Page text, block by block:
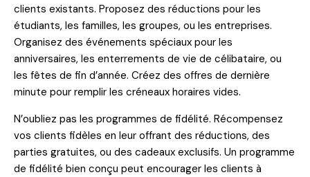
clients existants. Proposez des réductions pour les
étudiants, les familles, les groupes, ou les entreprises.
Organisez des événements spéciaux pour les
anniversaires, les enterrements de vie de célibataire, ou
les fêtes de fin d’année. Créez des offres de dernière
minute pour remplir les créneaux horaires vides.
N’oubliez pas les programmes de fidélité. Récompensez
vos clients fidèles en leur offrant des réductions, des
parties gratuites, ou des cadeaux exclusifs. Un programme
de fidélité bien conçu peut encourager les clients à